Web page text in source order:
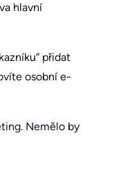
hlavní
přidat
osobní e-
Nemělo by